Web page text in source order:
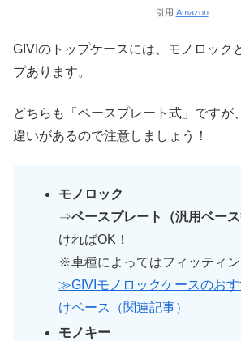
引用:Amazon
GIVIのトップケースには、モノロック
プあります。
どちらも「ベースプレート式」ですが
違いがあるので注意しましょう！
モノロック
⇒ベースプレート（汎用ベース
ければOK！
※車種によってはフィッティン
≫GIVIモノロックケースのお
けベース（関連記事）
モノキー